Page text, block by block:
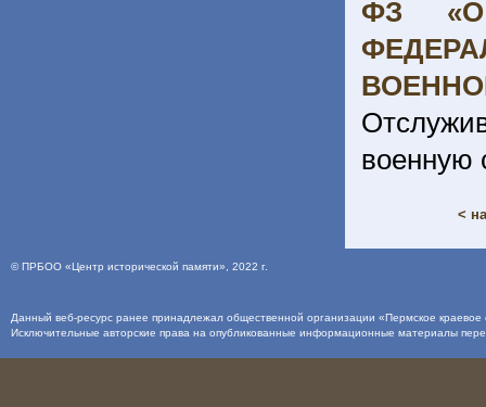
ФЗ
военную
<
©ПРБОО «Центр исторической памяти» , 2022 г.
Данный веб-ресурс ранее принадлежал общественной организации «Пермское
Исключительные авторские права на опубликованные информационные материалы